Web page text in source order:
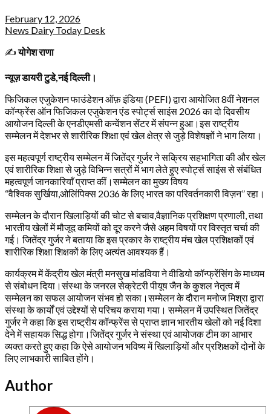
February 12, 2026
News Dairy Today Desk
✍️योगेश राणा
न्यूज़ डायरी टुडे,नई दिल्ली।
फिजिकल एजुकेशन फाउंडेशन ऑफ़ इंडिया (PEFI) द्वारा आयोजित 8वीं नेशनल
कॉन्फ्रेंस ऑन फिजिकल एजुकेशन एंड स्पोर्ट्स साइंस 2026 का दो दिवसीय
आयोजन दिल्ली के एनडीएमसी कन्वेंशन सेंटर में संपन्न हुआ।इस राष्ट्रीय
सम्मेलन में देशभर से शारीरिक शिक्षा एवं खेल क्षेत्र से जुड़े विशेषज्ञों ने भाग लिया।
इस महत्वपूर्ण राष्ट्रीय सम्मेलन में जितेंद्र गुर्जर ने सक्रिय सहभागिता की और खेल
एवं शारीरिक शिक्षा से जुड़े विभिन्न सत्रों में भाग लेते हुए स्पोर्ट्स साइंस से संबंधित
महत्वपूर्ण जानकारियाँ प्राप्त कीं।सम्मेलन का मुख्य विषय
“वैश्विक सुर्खिया,ओलिंपिक्स 2036 के लिए भारत का परिवर्तनकारी विज़न” रहा।
सम्मेलन के दौरान खिलाड़ियों की चोट से बचाव,वैज्ञानिक प्रशिक्षण प्रणाली, तथा
भारतीय खेलों में मौजूद कमियों को दूर करने जैसे अहम विषयों पर विस्तृत चर्चा की
गई। जितेंद्र गुर्जर ने बताया कि इस प्रकार के राष्ट्रीय मंच खेल प्रशिक्षकों एवं
शारीरिक शिक्षा शिक्षकों के लिए अत्यंत आवश्यक हैं।
कार्यक्रम में केंद्रीय खेल मंत्री मनसुख मांडविया ने वीडियो कॉन्फ्रेंसिंग के माध्यम
से संबोधन दिया।संस्था के जनरल सेक्रेटरी पीयूष जैन के कुशल नेतृत्व में
सम्मेलन का सफल आयोजन संभव हो सका।सम्मेलन के दौरान मनोज मिश्रा द्वारा
संस्था के कार्यों एवं उद्देश्यों से परिचय कराया गया। सम्मेलन में उपस्थित जितेंद्र
गुर्जर ने कहा कि इस राष्ट्रीय कॉन्फ्रेंस से प्राप्त ज्ञान भारतीय खेलों को नई दिशा
देने में सहायक सिद्ध होगा।जितेंद्र गुर्जर ने संस्था एवं आयोजक टीम का आभार
व्यक्त करते हुए कहा कि ऐसे आयोजन भविष्य में खिलाड़ियों और प्रशिक्षकों दोनों के
लिए लाभकारी साबित होंगे।
Author